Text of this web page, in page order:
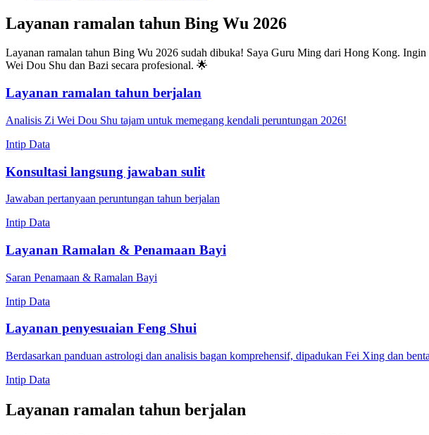
Layanan ramalan tahun Bing Wu 2026
Layanan ramalan tahun Bing Wu 2026 sudah dibuka! Saya Guru Ming dari Hong Kong. Ingin
Wei Dou Shu dan Bazi secara profesional. 🌟
Layanan ramalan tahun berjalan
Analisis Zi Wei Dou Shu tajam untuk memegang kendali peruntungan 2026!
Intip Data
Konsultasi langsung jawaban sulit
Jawaban pertanyaan peruntungan tahun berjalan
Intip Data
Layanan Ramalan & Penamaan Bayi
Saran Penamaan & Ramalan Bayi
Intip Data
Layanan penyesuaian Feng Shui
Berdasarkan panduan astrologi dan analisis bagan komprehensif, dipadukan Fei Xing dan
Intip Data
Layanan ramalan tahun berjalan